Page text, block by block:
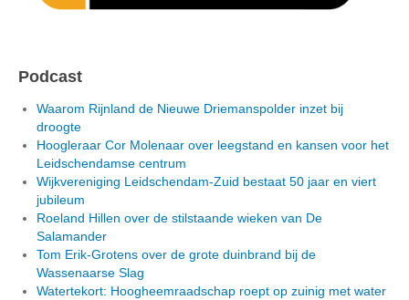
Podcast
Waarom Rijnland de Nieuwe Driemanspolder inzet bij
droogte
Hoogleraar Cor Molenaar over leegstand en kansen voor het
Leidschendamse centrum
Wijkvereniging Leidschendam-Zuid bestaat 50 jaar en viert
jubileum
Roeland Hillen over de stilstaande wieken van De
Salamander
Tom Erik-Grotens over de grote duinbrand bij de
Wassenaarse Slag
Watertekort: Hoogheemraadschap roept op zuinig met water